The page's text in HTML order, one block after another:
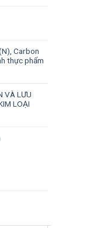
Carbon
thực phẩm
VÀ LƯU
LOẠI